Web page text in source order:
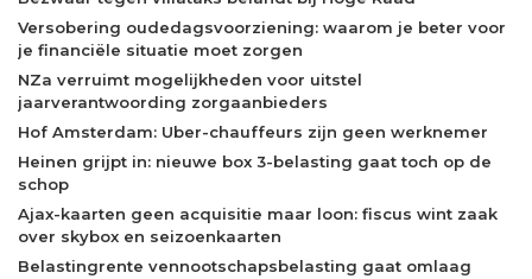
Versobering oudedagsvoorziening: waarom je beter voor
je financiële situatie moet zorgen
NZa verruimt mogelijkheden voor uitstel
jaarverantwoording zorgaanbieders
Hof Amsterdam: Uber-chauffeurs zijn geen werknemer
Heinen grijpt in: nieuwe box 3-belasting gaat toch op de
schop
Ajax-kaarten geen acquisitie maar loon: fiscus wint zaak
over skybox en seizoenkaarten
Belastingrente vennootschapsbelasting gaat omlaag